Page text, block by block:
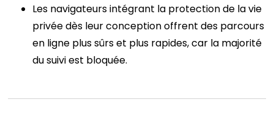
Les navigateurs intégrant la protection de la vie
privée dès leur conception offrent des parcours
en ligne plus sûrs et plus rapides, car la majorité
du suivi est bloquée.